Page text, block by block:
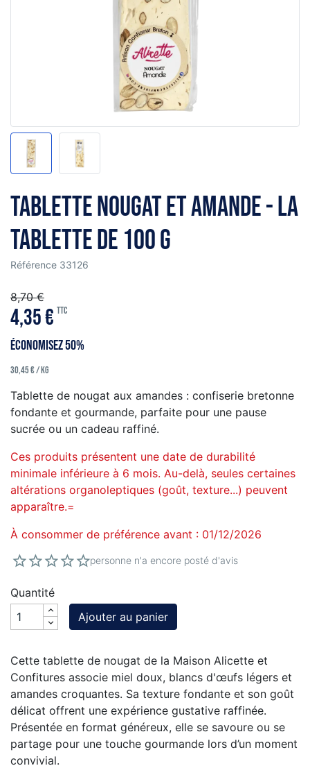
Tablette nougat et amande - la
tablette de 100 g
Référence 33126
8,70 €
4,35 € TTC
Économisez 50%
30,45 € / kg
Tablette de nougat aux amandes : confiserie bretonne
fondante et gourmande, parfaite pour une pause
sucrée ou un cadeau raffiné.
Ces produits présentent une date de durabilité
minimale inférieure à 6 mois. Au-delà, seules certaines
altérations organoleptiques (goût, texture...) peuvent
apparaître.=
À consommer de préférence avant : 01/12/2026
personne n'a encore posté d'avis
Quantité
Ajouter au panier
Cette tablette de nougat de la Maison Alicette et
Confitures associe miel doux, blancs d'œufs légers et
amandes croquantes. Sa texture fondante et son goût
délicat offrent une expérience gustative raffinée.
Présentée en format généreux, elle se savoure ou se
partage pour une touche gourmande lors d’un moment
convivial.